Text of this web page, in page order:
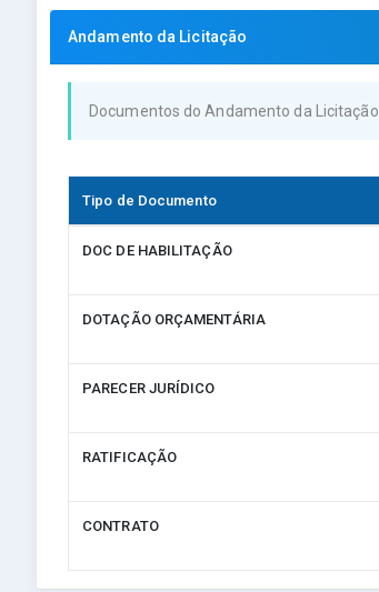
Andamento da Licitação
Documentos do Andamento da Licitação
Tipo de Documento
DOC DE HABILITAÇÃO
DOTAÇÃO ORÇAMENTÁRIA
PARECER JURÍDICO
RATIFICAÇÃO
CONTRATO